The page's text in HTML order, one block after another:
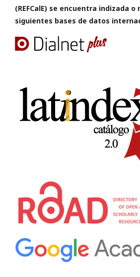
(REFCalE) se encuentra indizada
siguientes bases de datos